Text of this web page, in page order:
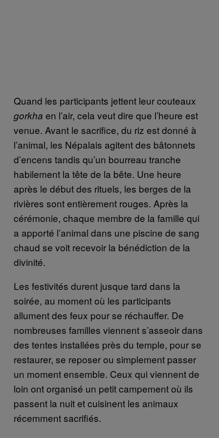
Quand les participants jettent leur couteaux
gorkha en l’air, cela veut dire que l’heure est
venue. Avant le sacrifice, du riz est donné à
l’animal, les Népalais agitent des bâtonnets
d’encens tandis qu’un bourreau tranche
habilement la tête de la bête. Une heure
après le début des rituels, les berges de la
rivières sont entièrement rouges. Après la
cérémonie, chaque membre de la famille qui
a apporté l’animal dans une piscine de sang
chaud se voit recevoir la bénédiction de la
divinité.
Les festivités durent jusque tard dans la
soirée, au moment où les participants
allument des feux pour se réchauffer. De
nombreuses familles viennent s’asseoir dans
des tentes installées près du temple, pour se
restaurer, se reposer ou simplement passer
un moment ensemble. Ceux qui viennent de
loin ont organisé un petit campement où ils
passent la nuit et cuisinent les animaux
récemment sacrifiés.